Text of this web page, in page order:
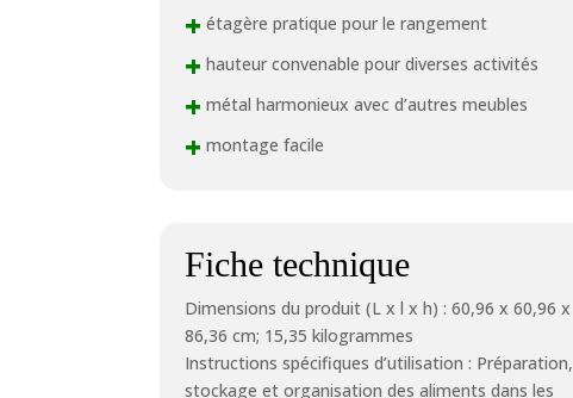
+ étagère pratique pour le rangement
+ hauteur convenable pour diverses activités
+ métal harmonieux avec d’autres meubles
+ montage facile
Fiche technique
Dimensions du produit (L x l x h) : 60,96 x 60,96 x
86,36 cm; 15,35 kilogrammes
Instructions spécifiques d’utilisation : Préparation,
stockage et organisation des aliments dans les